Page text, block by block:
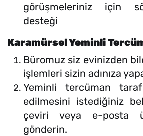
görüşmeleriniz için
desteği
Karamürsel Yeminli
Büromuz siz evinizden
işlemleri sizin adınıza
Yeminli tercüman
edilmesini istediğiniz
çeviri veya e-posta
gönderin.